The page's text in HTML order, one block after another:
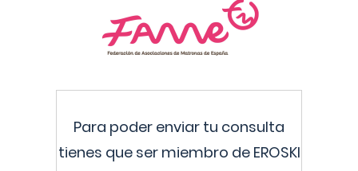
Para poder enviar tu consulta
tienes que ser miembro de EROSKI